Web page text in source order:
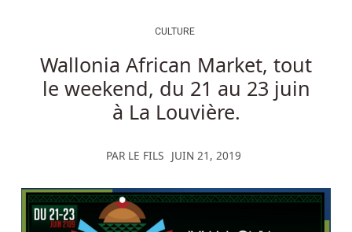
CULTURE
Wallonia African Market, tout
le weekend, du 21 au 23 juin
à La Louvière.
PAR LE FILS JUIN 21, 2019